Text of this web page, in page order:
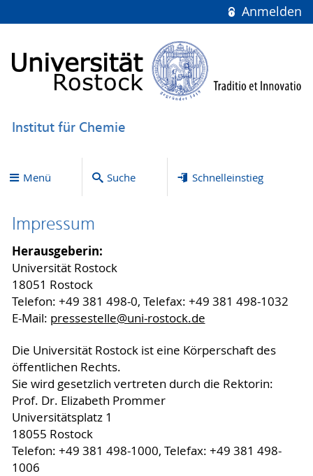
Anmelden
Institut für Chemie
Menü Suche Schnelleinstieg
Impressum
Herausgeberin:
Universität Rostock
18051 Rostock
Telefon: +49 381 498-0, Telefax: +49 381 498-1032
E-Mail: pressestelle@uni-rostock.de
Die Universität Rostock ist eine Körperschaft des
öffentlichen Rechts.
Sie wird gesetzlich vertreten durch die Rektorin:
Prof. Dr. Elizabeth Prommer
Universitätsplatz 1
18055 Rostock
Telefon: +49 381 498-1000, Telefax: +49 381 498-
1006